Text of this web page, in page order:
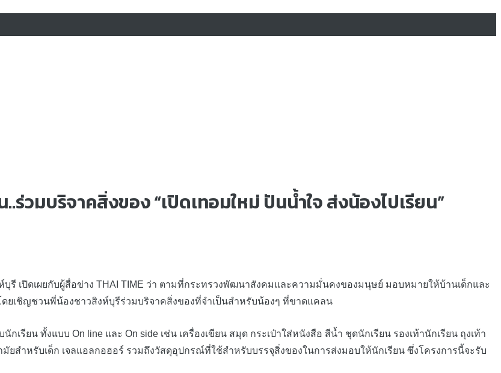
วมบริจาคสิ่งของ “เปิดเทอมใหม่ ปันน้ำใจ ส่งน้องไปเรียน”
ปิดเผยกับผู้สื่อข่าง THAI TIME ว่า ตามที่กระทรวงพัฒนาสังคมและความมั่นคงของมนุษย์ มอบหมายให้บ้านเด็กและ
ดยเชิญชวนพี่น้องชาวสิงห์บุรีร่วมบริจาคสิ่งของที่จำเป็นสำหรับน้องๆ ที่ขาดแคลน
ยน ทั้งแบบ On line และ On side เช่น เครื่องเขียน สมุด กระเป๋าใส่หนังสือ สีน้ำ ชุดนักเรียน รองเท้านักเรียน ถุงเท้า
สำหรับเด็ก เจลแอลกอฮอร์ รวมถึงวัสดุอุปกรณ์ที่ใช้สำหรับบรรจุสิ่งของในการส่งมอบให้นักเรียน ซึ่งโครงการนี้จะรับ